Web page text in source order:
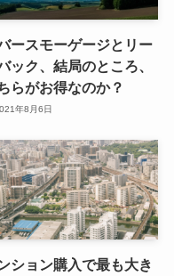
ースモーゲージとリー
ック、結局のところ、
らがお得なのか？
年8月6日
ション購入で最も大き